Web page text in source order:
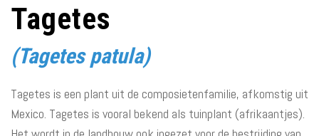
Tagetes
(Tagetes patula)
Tagetes is een plant uit de composietenfamilie, afkomstig uit
Mexico. Tagetes is vooral bekend als tuinplant (afrikaantjes).